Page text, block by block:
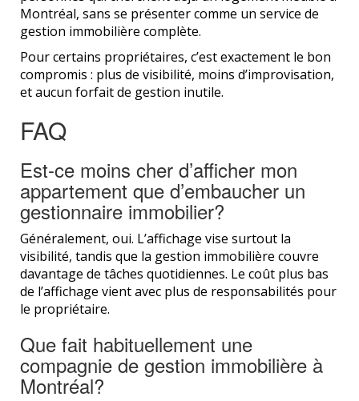
Montréal, sans se présenter comme un service de
gestion immobilière complète.
Pour certains propriétaires, c’est exactement le bon
compromis : plus de visibilité, moins d’improvisation,
et aucun forfait de gestion inutile.
FAQ
Est-ce moins cher d’afficher mon
appartement que d’embaucher un
gestionnaire immobilier?
Généralement, oui. L’affichage vise surtout la
visibilité, tandis que la gestion immobilière couvre
davantage de tâches quotidiennes. Le coût plus bas
de l’affichage vient avec plus de responsabilités pour
le propriétaire.
Que fait habituellement une
compagnie de gestion immobilière à
Montréal?